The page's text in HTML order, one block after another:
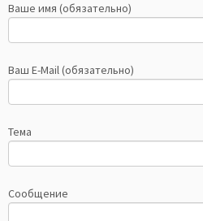
Ваше имя (обязательно)
Ваш E-Mail (обязательно)
Тема
Сообщение